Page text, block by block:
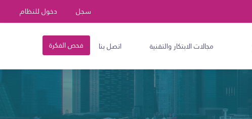
سجل دخول للنظام
مجالات الابتكار والتقنية اتصل بنا فحص الفكرة